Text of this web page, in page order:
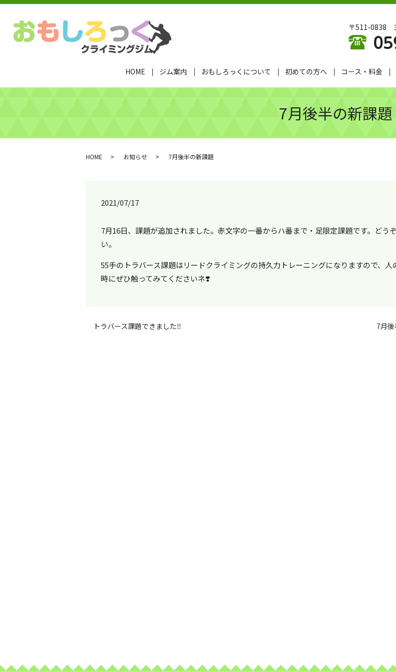
〒511-0838
HOME ジム案内 おもしろっくについて 初めての方へ コース・料金
7月後半の新課題
HOME お知らせ 7月後半の新課題
2021/07/17
7月16日、課題が追加されました。赤文字の一番からハ番まで・足限定課題です。どう
い。
55手のトラバース課題はリードクライミングの持久力トレーニングになりますので、人
時にぜひ触ってみてくださいネ❣️
トラバース課題できました‼️ 7月